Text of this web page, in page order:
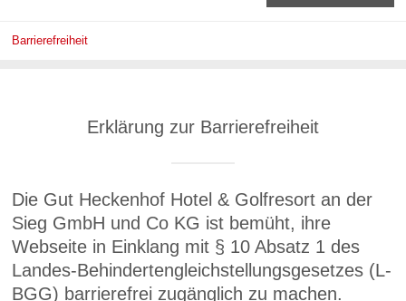
Barrierefreiheit
Erklärung zur Barrierefreiheit
Die Gut Heckenhof Hotel & Golfresort an der
Sieg GmbH und Co KG ist bemüht, ihre
Webseite in Einklang mit § 10 Absatz 1 des
Landes-Behindertengleichstellungsgesetzes (L-
BGG) barrierefrei zugänglich zu machen.